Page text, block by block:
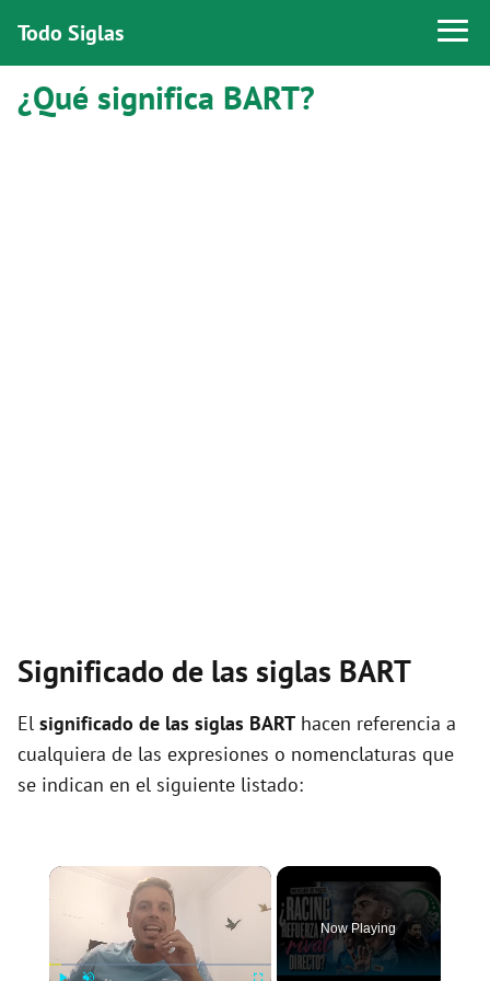
Todo Siglas
¿Qué significa BART?
Significado de las siglas BART
El significado de las siglas BART hacen referencia a
cualquiera de las expresiones o nomenclaturas que
se indican en el siguiente listado:
×
Now Playing